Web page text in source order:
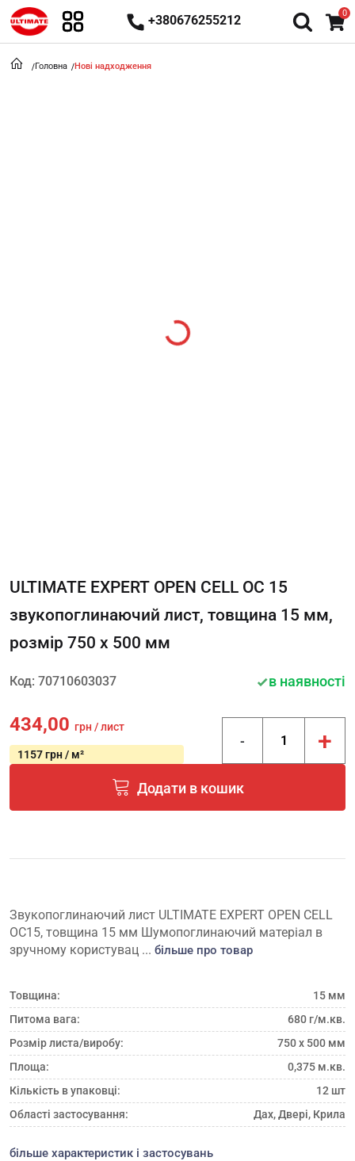
+380676255212
0
Головна Нові надходження
Loading...
ULTIMATE EXPERT OPEN CELL OC 15
звукопоглинаючий лист, товщина 15 мм,
розмір 750 х 500 мм
Код: 70710603037 в наявності
434,00 грн / лист
1157 грн / м²
- +
Додати в кошик
Звукопоглинаючий лист ULTIMATE EXPERT OPEN CELL
OC15, товщина 15 мм Шумопоглинаючий матеріал в
зручному користувац ... більше про товар
Товщина:
15 мм
Питома вага:
680 г/м.кв.
Розмір листа/виробу:
750 х 500 мм
Площа:
0,375 м.кв.
Кількість в упаковці:
12 шт
Області застосування:
Дах, Двері, Крила
більше характеристик і застосувань